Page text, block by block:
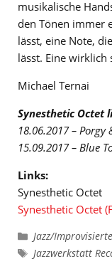
musikalische
den Tönen immer
lässt, eine Note,
lässt. Eine wirklich
Michael Ternai
Synesthetic Octet
18.06.2017 – Porgy
15.09.2017 – Blue
Links:
Synesthetic Octet
Synesthetic Octet
Kategorien
Jazz/
Schlagwörter
Jazzwerkstatt